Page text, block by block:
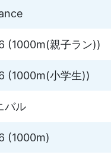
(1000m(親子ラン))
(1000m(小学生))
バル
(1000m)